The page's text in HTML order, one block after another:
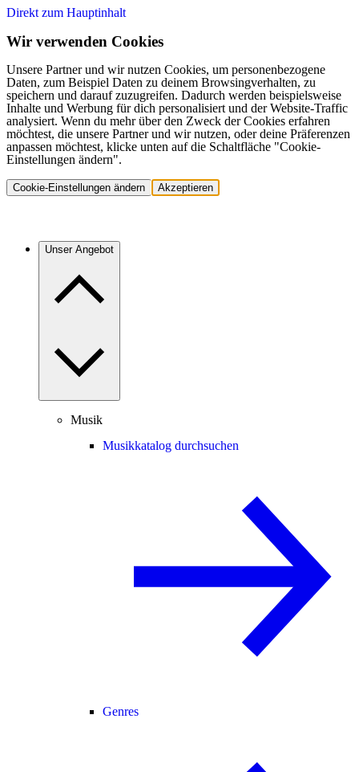
Direkt zum Hauptinhalt
Wir verwenden Cookies
Unsere Partner und wir nutzen Cookies, um personenbezogene
Daten, zum Beispiel Daten zu deinem Browsingverhalten, zu
speichern und darauf zuzugreifen. Dadurch werden beispielsweise
Inhalte und Werbung für dich personalisiert und der Website-Traffic
analysiert. Wenn du mehr über den Zweck der Cookies erfahren
möchtest, die unsere Partner und wir nutzen, oder deine Präferenzen
anpassen möchtest, klicke unten auf die Schaltfläche "Cookie-
Einstellungen ändern".
Cookie-Einstellungen ändern Akzeptieren
Unser Angebot
Musik
Musikkatalog durchsuchen
Genres